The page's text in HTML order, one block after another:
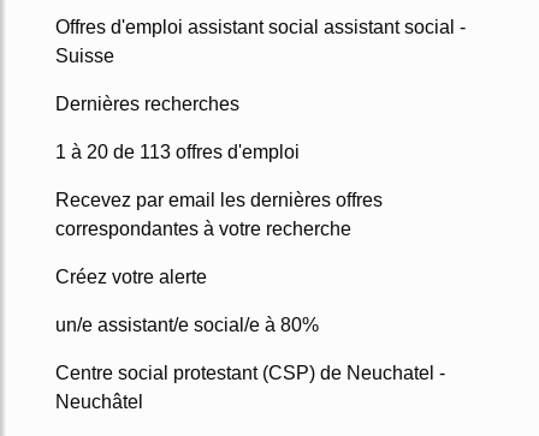
Offres d'emploi assistant social assistant social -
Suisse
Dernières recherches
1 à 20 de 113 offres d'emploi
Recevez par email les dernières offres
correspondantes à votre recherche
Créez votre alerte
un/e assistant/e social/e à 80%
Centre social protestant (CSP) de Neuchatel -
Neuchâtel